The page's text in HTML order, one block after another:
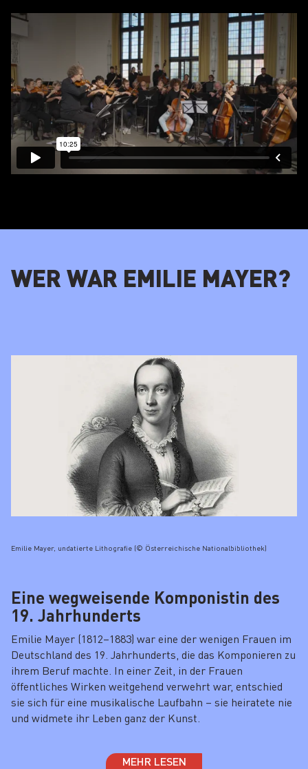
WER WAR EMILIE MAYER?
Emilie Mayer, undatierte Lithografie (© Österreichische Nationalbibliothek)
Eine wegweisende Komponistin des
19. Jahrhunderts
Emilie Mayer (1812–1883) war eine der wenigen Frauen im
Deutschland des 19. Jahrhunderts, die das Komponieren zu
ihrem Beruf machte. In einer Zeit, in der Frauen
öffentliches Wirken weitgehend verwehrt war, entschied
sie sich für eine musikalische Laufbahn – sie heiratete nie
und widmete ihr Leben ganz der Kunst.
MEHR LESEN